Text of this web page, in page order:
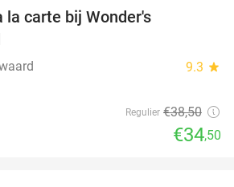
la carte bij Wonder's
9.3 star
Regulier €38,50
€34,50